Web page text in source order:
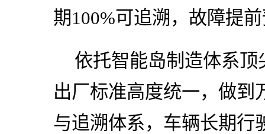
期100%可追溯，故障提
依托智能岛制造体系
出厂标准高度统一，做到
与追溯体系，车辆长期行